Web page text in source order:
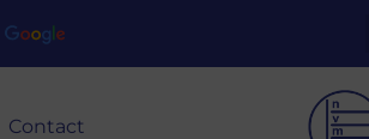
Contact